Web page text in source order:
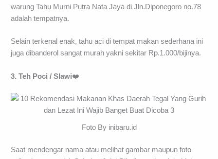
warung Tahu Murni Putra Nata Jaya di Jln.Diponegoro no.78
adalah tempatnya.
Selain terkenal enak, tahu aci di tempat makan sederhana ini
juga dibanderol sangat murah yakni sekitar Rp.1.000/bijinya.
3. Teh Poci / Slawi❤️
Foto By inibaru.id
Saat mendengar nama atau melihat gambar maupun foto